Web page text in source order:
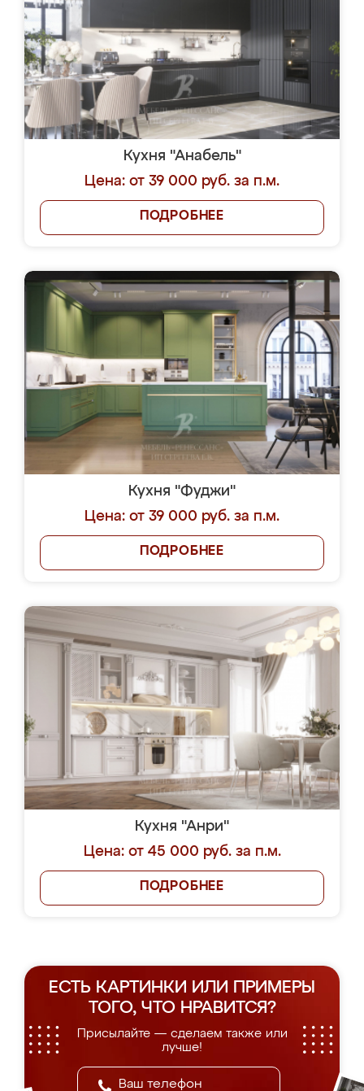
Кухня "Анабель"
Цена: от 39 000 руб. за п.м.
ПОДРОБНЕЕ
Кухня "Фуджи"
Цена: от 39 000 руб. за п.м.
ПОДРОБНЕЕ
Кухня "Анри"
Цена: от 45 000 руб. за п.м.
ПОДРОБНЕЕ
ЕСТЬ КАРТИНКИ ИЛИ ПРИМЕРЫ
ТОГО, ЧТО НРАВИТСЯ?
Присылайте — сделаем также или
лучше!